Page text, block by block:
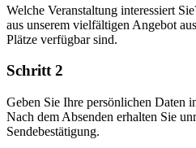
Welche Veranstaltung interessiert
aus unserem vielfältigen Angebot
Plätze verfügbar sind.
Schritt 2
Geben Sie Ihre persönlichen Daten
Nach dem Absenden erhalten Sie
Sendebestätigung.